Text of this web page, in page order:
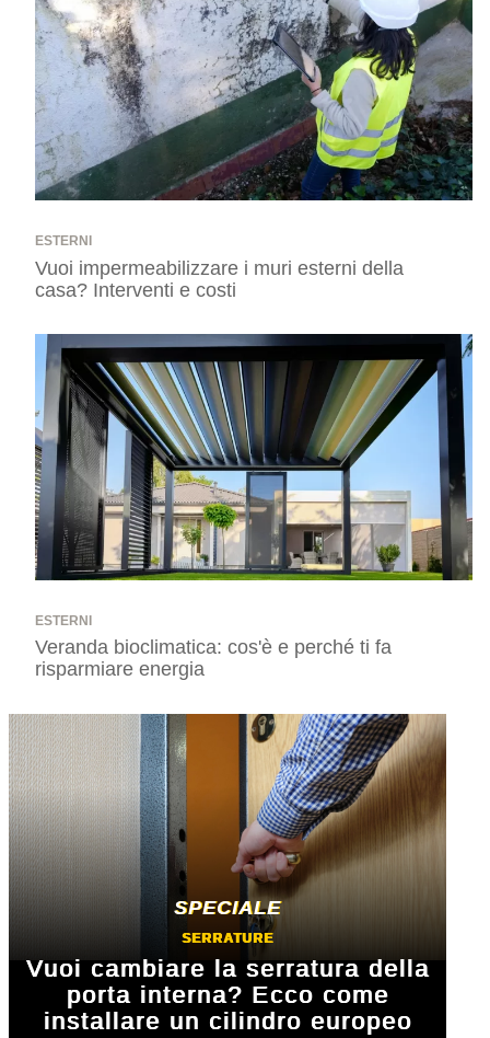
ESTERNI
Vuoi impermeabilizzare i muri esterni della
casa? Interventi e costi
ESTERNI
Veranda bioclimatica: cos'è e perché ti fa
risparmiare energia
SERRATURE
Vuoi cambiare la serratura della
porta interna? Ecco come
installare un cilindro europeo